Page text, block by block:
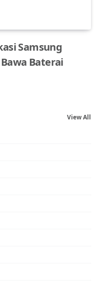
Samsung
Baterai
View All